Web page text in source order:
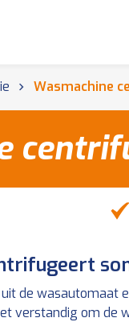
Wasmachine
de wasautomaat
verstandig om de